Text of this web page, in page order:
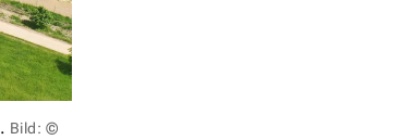
Bild: ©